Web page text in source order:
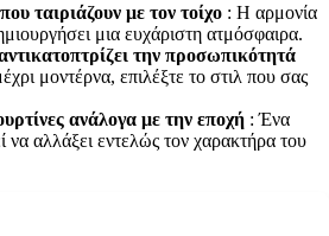
ταιριάζουν με τον τοίχο : Η αρμονία
μια ευχάριστη ατμόσφαιρα.
την προσωπικότητά
μοντέρνα, επιλέξτε το στιλ που σας
ανάλογα με την εποχή : Ένα
να αλλάξει εντελώς τον χαρακτήρα του